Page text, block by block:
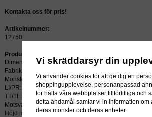
Kontakta oss för pris!
Artikelnummer:
12750
Produktbeskrivning:
Dimension: 16.9R28
Fabrikat: MICHELIN
Mönster: AGRIBIB
LI/PR: 136A8/133B
TT/TL: TL (slang krävs ej)
Motsvarar: 420/85R28
Höjd mm: 1427
Vi skräddarsyr din
Vi använder cookies för att ge dig en
shoppingupplevelse, personanpassad
för hålla våra webbplatser tillförlitliga och
detta ändamål samlar vi in information om
deras mönster och deras enheter.